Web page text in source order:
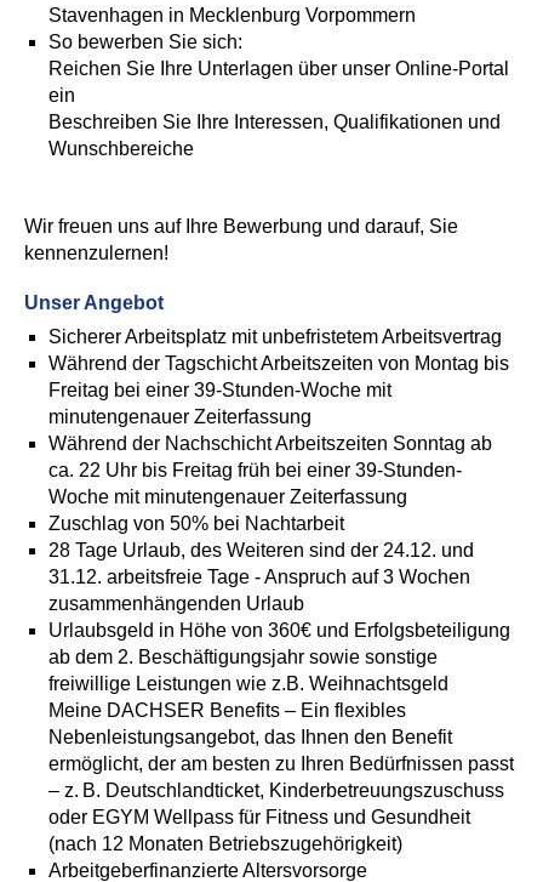
Stavenhagen in Mecklenburg Vorpommern
So bewerben Sie sich:
Reichen Sie Ihre Unterlagen über unser Online-Portal
ein
Beschreiben Sie Ihre Interessen, Qualifikationen und
Wunschbereiche
Wir freuen uns auf Ihre Bewerbung und darauf, Sie
kennenzulernen!
Unser Angebot
Sicherer Arbeitsplatz mit unbefristetem Arbeitsvertrag
Während der Tagschicht Arbeitszeiten von Montag bis
Freitag bei einer 39-Stunden-Woche mit
minutengenauer Zeiterfassung
Während der Nachschicht Arbeitszeiten Sonntag ab
ca. 22 Uhr bis Freitag früh bei einer 39-Stunden-
Woche mit minutengenauer Zeiterfassung
Zuschlag von 50% bei Nachtarbeit
28 Tage Urlaub, des Weiteren sind der 24.12. und
31.12. arbeitsfreie Tage - Anspruch auf 3 Wochen
zusammenhängenden Urlaub
Urlaubsgeld in Höhe von 360€ und Erfolgsbeteiligung
ab dem 2. Beschäftigungsjahr sowie sonstige
freiwillige Leistungen wie z.B. Weihnachtsgeld
Meine DACHSER Benefits – Ein flexibles
Nebenleistungsangebot, das Ihnen den Benefit
ermöglicht, der am besten zu Ihren Bedürfnissen passt
– z. B. Deutschlandticket, Kinderbetreuungszuschuss
oder EGYM Wellpass für Fitness und Gesundheit
(nach 12 Monaten Betriebszugehörigkeit)
Arbeitgeberfinanzierte Altersvorsorge